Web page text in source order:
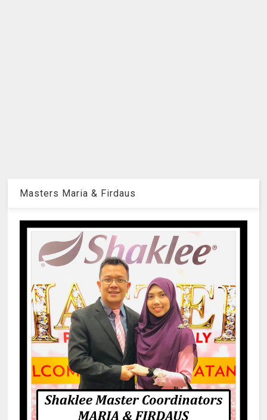
Masters Maria & Firdaus